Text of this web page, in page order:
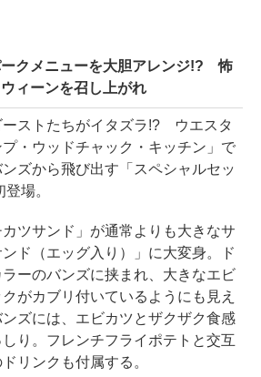
ークメニューを大胆アレンジ!? 怖
ィーンを召し上がれ
ストたちがイタズラ!? ウエスタ
・ウッドチャック・キッチン」で
ズから飛び出す「スペシャルセッ
場。
ツサンド」が通常よりも大きなサ
ド（エッグ入り）」に大変身。ド
ーのバンズに挟まれ、大きなエビ
がカブリ付いているようにも見え
ズには、エビカツとザクザク食感
り。フレンチフライポテトと交互
リンクも付属する。